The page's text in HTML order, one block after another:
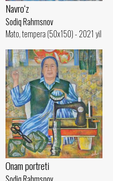
Navro‘z
Sodiq Rahmsnov
Mato, tempera (50x150) - 2021 yil
Onam portreti